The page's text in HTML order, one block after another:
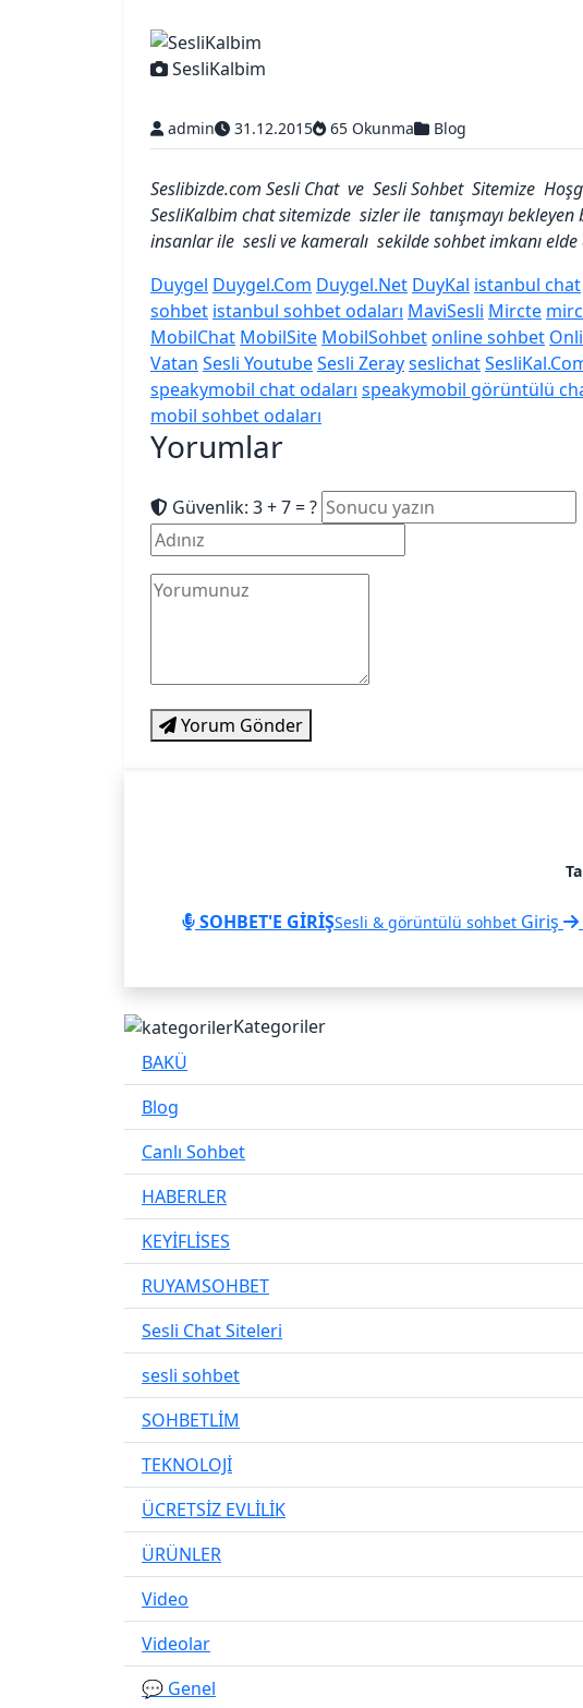
SesliKalbim
admin 31.12.2015 65 Okunma Blog
Seslibizde.com Sesli Chat ve Sesli Sohbet Sitemize
SesliKalbim chat sitemizde sizler ile tanışmayı
insanlar ile sesli ve kameralı sekilde sohbet imkanı elde
Duygel Duygel.Com Duygel.Net DuyKal istanbul chat
sohbet istanbul sohbet odaları MaviSesli Mircte
MobilChat MobilSite MobilSohbetonline sohbet
Vatan Sesli YoutubeSesli Zerayseslichat
speakymobil chat odaları speakymobil görüntülü
mobil sohbet odaları
Yorumlar
Güvenlik: 3 + 7 = ?
Yorum Gönder
SOHBET'E GİRİŞSesli & görüntülü sohbet Giriş
Kategoriler
BAKÜ
Blog
Canlı Sohbet
HABERLER
KEYİFLİSES
RUYAMSOHBET
Sesli Chat Siteleri
sesli sohbet
SOHBETLİM
TEKNOLOJİ
ÜCRETSİZ EVLİLİK
ÜRÜNLER
Video
Videolar
💬 Genel